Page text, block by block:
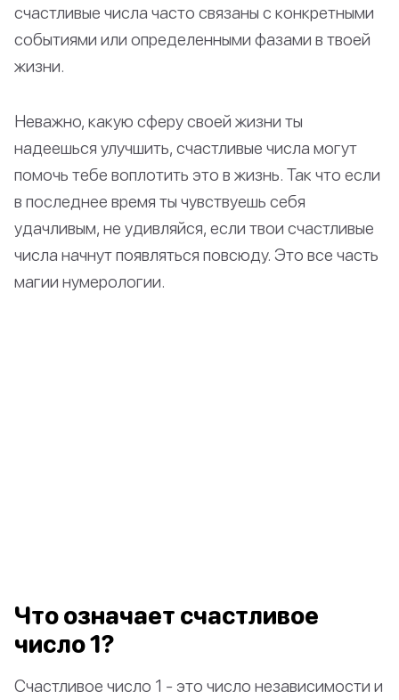
счастливые числа часто связаны с конкретными
событиями или определенными фазами в твоей
жизни.
Неважно, какую сферу своей жизни ты
надеешься улучшить, счастливые числа могут
помочь тебе воплотить это в жизнь. Так что если
в последнее время ты чувствуешь себя
удачливым, не удивляйся, если твои счастливые
числа начнут появляться повсюду. Это все часть
магии нумерологии.
Что означает счастливое
число 1?
Счастливое число 1 - это число независимости и